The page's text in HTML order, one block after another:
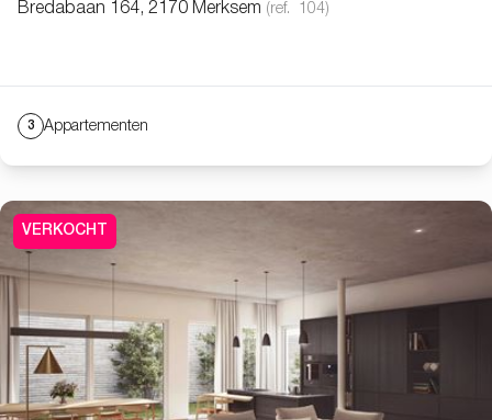
Bredabaan 164, 2170 Merksem (ref. 104)
3 Appartementen
VERKOCHT